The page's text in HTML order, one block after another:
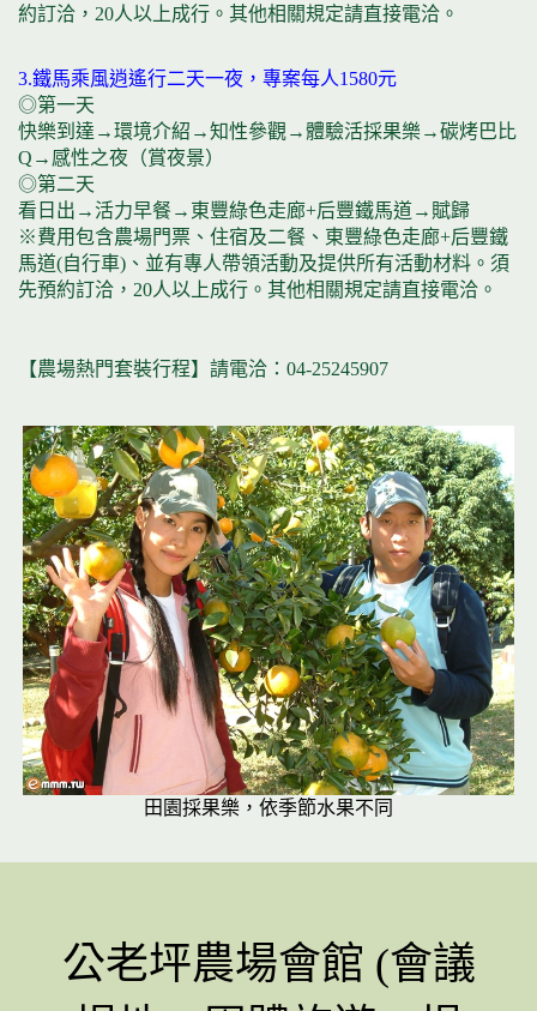
約訂洽，20人以上成行。其他相關規定請直接電洽。
3.鐵馬乘風逍遙行二天一夜，專案每人1580元
◎第一天
快樂到達→環境介紹→知性參觀→體驗活採果樂→碳烤巴比
Q→感性之夜（賞夜景）
◎第二天
看日出→活力早餐→東豐綠色走廊+后豐鐵馬道→賦歸
※費用包含農場門票、住宿及二餐、東豐綠色走廊+后豐鐵
馬道(自行車)、並有專人帶領活動及提供所有活動材料。須
先預約訂洽，20人以上成行。其他相關規定請直接電洽。
【農場熱門套裝行程】請電洽：04-25245907
田園採果樂，依季節水果不同
公老坪農場會館 (會議